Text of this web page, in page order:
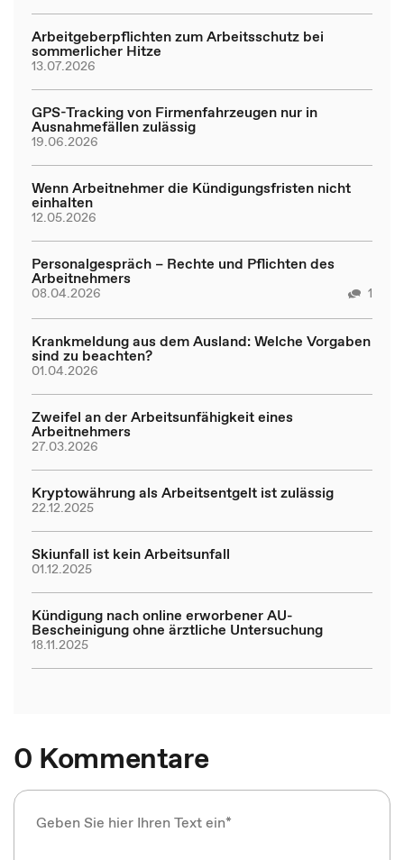
Arbeitgeberpflichten zum Arbeitsschutz bei
sommerlicher Hitze
13.07.2026
GPS-Tracking von Firmenfahrzeugen nur in
Ausnahmefällen zulässig
19.06.2026
Wenn Arbeitnehmer die Kündigungsfristen nicht
einhalten
12.05.2026
Personalgespräch – Rechte und Pflichten des
Arbeitnehmers
08.04.2026 1
Krankmeldung aus dem Ausland: Welche Vorgaben
sind zu beachten?
01.04.2026
Zweifel an der Arbeitsunfähigkeit eines
Arbeitnehmers
27.03.2026
Kryptowährung als Arbeitsentgelt ist zulässig
22.12.2025
Skiunfall ist kein Arbeitsunfall
01.12.2025
Kündigung nach online erworbener AU-
Bescheinigung ohne ärztliche Untersuchung
18.11.2025
0 Kommentare